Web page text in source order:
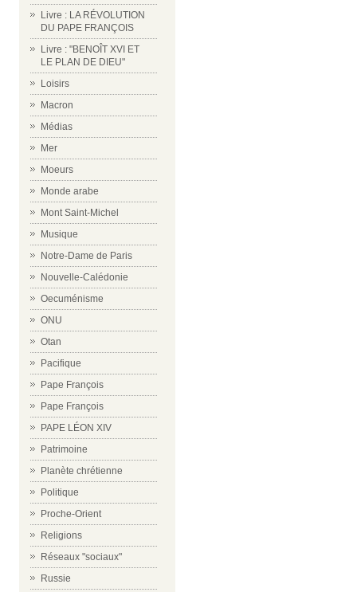
Livre : LA RÉVOLUTION
DU PAPE FRANÇOIS
Livre : "BENOÎT XVI ET
LE PLAN DE DIEU"
Loisirs
Macron
Médias
Mer
Moeurs
Monde arabe
Mont Saint-Michel
Musique
Notre-Dame de Paris
Nouvelle-Calédonie
Oecuménisme
ONU
Otan
Pacifique
Pape François
Pape François
PAPE LÉON XIV
Patrimoine
Planète chrétienne
Politique
Proche-Orient
Religions
Réseaux "sociaux"
Russie